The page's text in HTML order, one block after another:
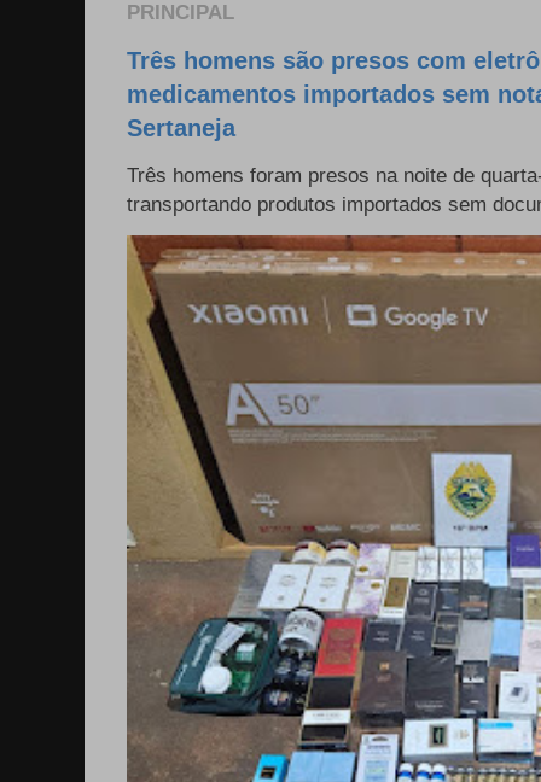
PRINCIPAL
Três homens são presos com
medicamentos importados sem
Sertaneja
Três homens foram presos na noite de
transportando produtos importados sem